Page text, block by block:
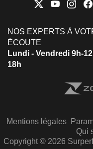
NOS EXPERTS À
ÉCOUTE
Lundi - Vendredi 9h-
18h
Mentions légales
Qui
Copyright © 2026